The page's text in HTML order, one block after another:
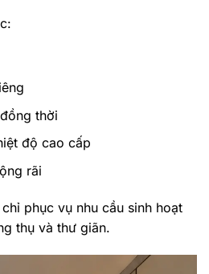
thời
độ cao cấp
rãi
phục vụ nhu cầu sinh hoạt
thụ và thư giãn.